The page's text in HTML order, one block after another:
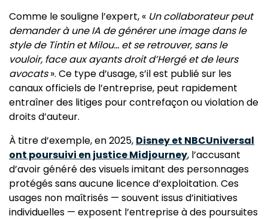
Comme le souligne l’expert, « Un collaborateur peut
demander à une IA de générer une image dans le
style de Tintin et Milou… et se retrouver, sans le
vouloir, face aux ayants droit d’Hergé et de leurs
avocats». Ce type d’usage, s’il est publié sur les
canaux officiels de l’entreprise, peut rapidement
entraîner des litiges pour contrefaçon ou violation de
droits d’auteur.
À titre d’exemple, en 2025, Disney et NBCUniversal
ont poursuivi en justice Midjourney, l’accusant
d’avoir généré des visuels imitant des personnages
protégés sans aucune licence d’exploitation. Ces
usages non maîtrisés — souvent issus d’initiatives
individuelles — exposent l’entreprise à des poursuites